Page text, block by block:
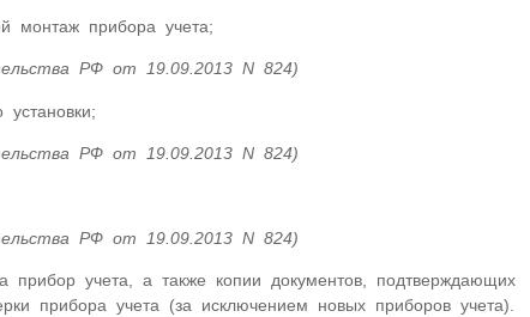
монтаж прибора учета;
РФ от 19.09.2013 N 824)
РФ от 19.09.2013 N 824)
РФ от 19.09.2013 N 824)
прибор учета, а также копии документов, подтверждающих
прибора учета (за исключением новых приборов учета).